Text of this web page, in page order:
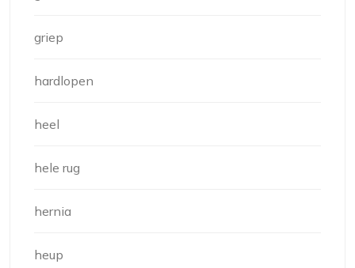
griep
hardlopen
heel
hele rug
hernia
heup